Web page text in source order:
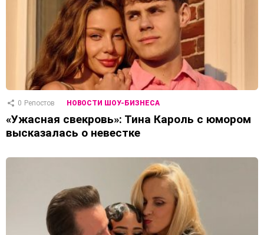
0 Репостов НОВОСТИ ШОУ-БИЗНЕСА
«Ужасная свекровь»: Тина Кароль с юмором
высказалась о невестке